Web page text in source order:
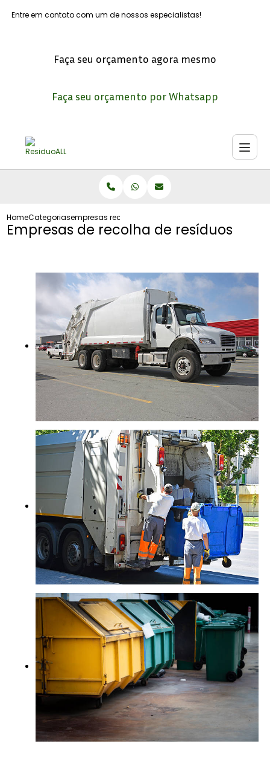
Entre em contato com um de nossos especialistas!
Faça seu orçamento agora mesmo
Faça seu orçamento por Whatsapp
HomeCategoriasempresas recolha residuos
Empresas de recolha de resíduos